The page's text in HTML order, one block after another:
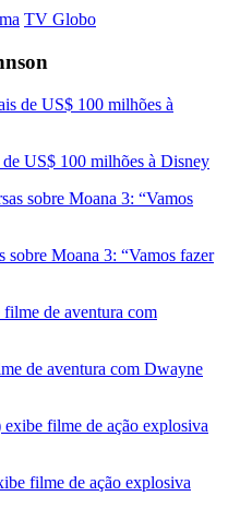
TV Globo
US$ 100 milhões à Disney
sobre Moana 3: “Vamos fazer
de aventura com Dwayne
filme de ação explosiva